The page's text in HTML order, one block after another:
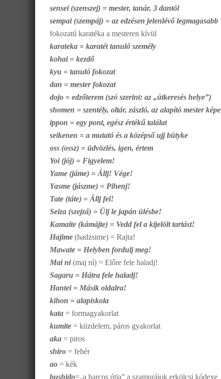
sensei (szenszej) = mester, tanár, 3 dantól
sempai (szempáj) = az edzésen jelenlévő legmagasabb
fokozatú karatéka a mesteren kívül
karateka = karatét tanuló személy
kohai = kezdő
kyu = tanuló fokozat
dan = mester fokozat
dojo = edzőterem (szó szerint: az „útkeresés helye”)
shomen = szentély, oltár, zászló, az alapító mester képe
ippon = egy pont, egész értékű találat
seikenen = a mutató és a középső ujj bütyke
oss (ossz) = üdvözlés, igen, értem
Yoi (jój) = Figyelem!
Yame (jáme) = Állj! Vége!
Yasme (jászme) = Pihenj!
Tate (táte) = Állj fel!
Seiza (szejzá) = Ülj le japán ülésbe!
Kamaite (kámájte) = Vedd fel a kijelölt tartást!
Hajime (hadzsime) = Rajta!
Mawate = Helyben fordulj meg!
Mai ni(maj ní) = Előre fele haladj!
Sagaru = Hátra fele haladj!
Hantei = Másik oldalra!
kihon = alapiskola
kata = formagyakorlat
kumite = küzdelem, páros gyakorlat
aka = piros
shiro = fehér
ao = kék
bushido=„a harcos útja” a szamurájok erkölcsi kódexe